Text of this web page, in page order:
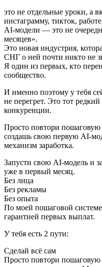
это не отдельные уроки, а
инстаграмму, тикток,
AI-модели — это не
месяцев».
Это новая индустрия,
СНГ о ней почти никто не
Я один из первых, кто
сообщество.
И именно поэтому у тебя
не перегрет. Это тот
конкуренции.
Просто повтори
создашь свою первую AI-
механизм заработка.
Запусти свою AI-модель и
уже в первый месяц.
Без лица
Без рекламы
Без опыта
По моей пошаговой
гарантией первых выплат.
У тебя есть 2 пути:
Сделай всё сам
Просто повтори